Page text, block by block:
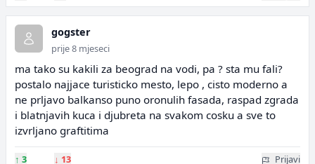
gogster
prije 8 mjeseci
ma tako su kakili za beograd na vodi, pa ? sta mu fali?
postalo najjace turisticko mesto, lepo , cisto moderno a
ne prljavo balkanso puno oronulih fasada, raspad zgrada
i blatnjavih kuca i djubreta na svakom cosku a sve to
izvrljano graftitima
↑ 3 ↓ 13 Prijavi